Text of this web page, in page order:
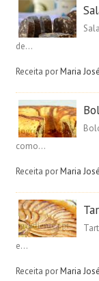
de...
Receita porMaria José
como...
Receita porMaria José
e...
Receita porMaria José